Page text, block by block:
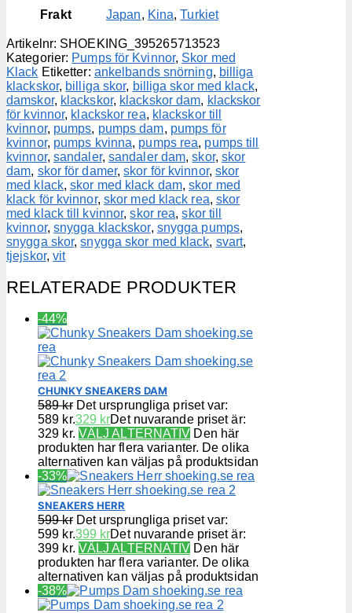
Frakt Japan, Kina,Turkiet
Artikelnr: SHOEKING_395265713523
Kategorier: Pumps för Kvinnor, Skor med
Klack Etiketter: ankelbands snörning, billiga
klackskor, billiga skor, billiga skor med klack,
damskor, klackskor, klackskor dam, klackskor
för kvinnor, klackskor rea, klackskor till
kvinnor, pumps, pumps dam, pumps för
kvinnor, pumps kvinna, pumps rea, pumps till
kvinnor, sandaler, sandaler dam,skor, skor
dam, skor för damer,skor för kvinnor, skor
med klack,skor med klack dam,skor med
klack för kvinnor, skor med klack rea, skor
med klack till kvinnor,skor rea,skor till
kvinnor, snygga klackskor, snygga pumps,
snygga skor,snygga skor med klack, svart,
tjejskor,vit
RELATERADE PRODUKTER
-44%
CHUNKY SNEAKERS DAM
589kr Det ursprungliga priset var:
589 kr.329 krDet nuvarande priset är:
329 kr. VÄLJ ALTERNATIV Den här
produkten har flera varianter. De olika
alternativen kan väljas på produktsidan
-33%
SNEAKERS HERR
599kr Det ursprungliga priset var:
599 kr.399 krDet nuvarande priset är:
399 kr. VÄLJ ALTERNATIV Den här
produkten har flera varianter. De olika
alternativen kan väljas på produktsidan
-38%